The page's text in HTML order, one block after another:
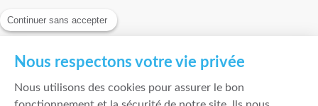
Continuer sans accepter
Nous respectons votre vie privée
Nous utilisons des cookies pour assurer le bon